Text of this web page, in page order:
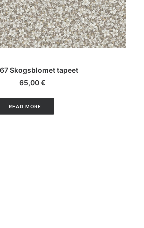
Skogsblomet tapeet
65,00€
READ MORE